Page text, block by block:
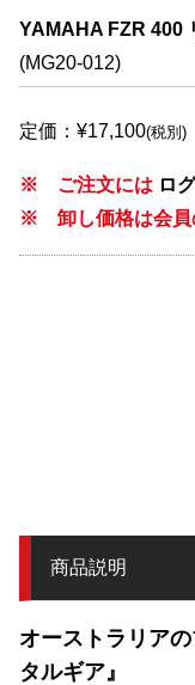
YAMAHA FZR 400
(MG20-012)
定価：¥17,100(税別)
※ ご注文には ロ
※ 卸し価格は会員
商品説明
オーストラリア
タルギア』